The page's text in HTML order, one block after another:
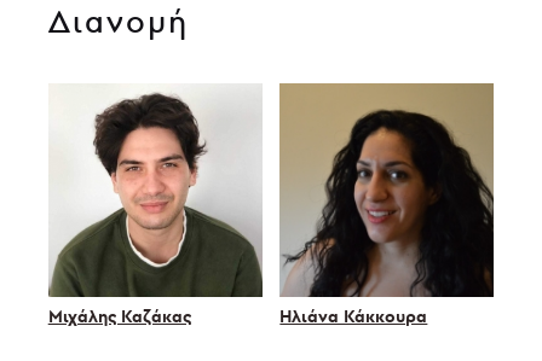
Διανομή
Μιχάλης Καζάκας Ηλιάνα Κάκκουρα